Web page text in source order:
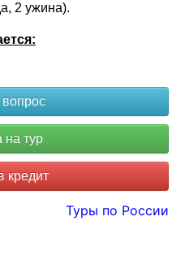
2 ужина).
кредит
Туры по России